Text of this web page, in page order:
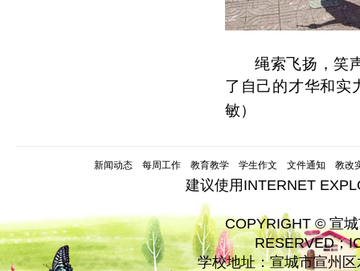
绳索飞扬，笑
了自己的才华和实
敏）
新闻动态 每周工作 教育教学 学生作文 文件通知 教改
建议使用INTERNET
COPYRIGHT © 宣
RESERVED；
学校地址：宣城市宣州